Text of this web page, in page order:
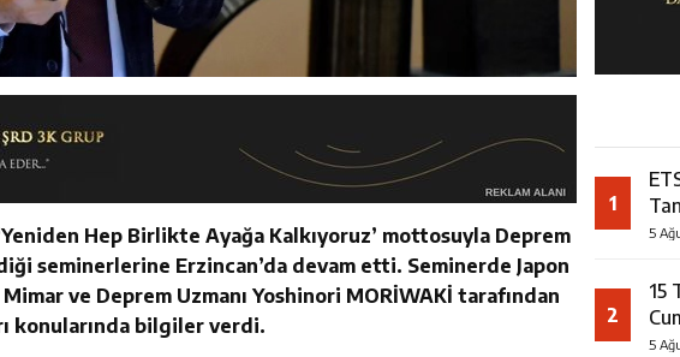
Hep Birlikte Ayağa Kalkıyoruz’ mottosuyla Deprem
seminerlerine Erzincan’da devam etti. Seminerde Japon
ve Deprem Uzmanı Yoshinori MORİWAKİ tarafından
konularında bilgiler verdi.
1
5
2
15
5